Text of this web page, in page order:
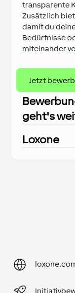
transparente
Zusätzlich
damit du
Bedürfnisse
miteinander
Jetzt
geht's
Loxone